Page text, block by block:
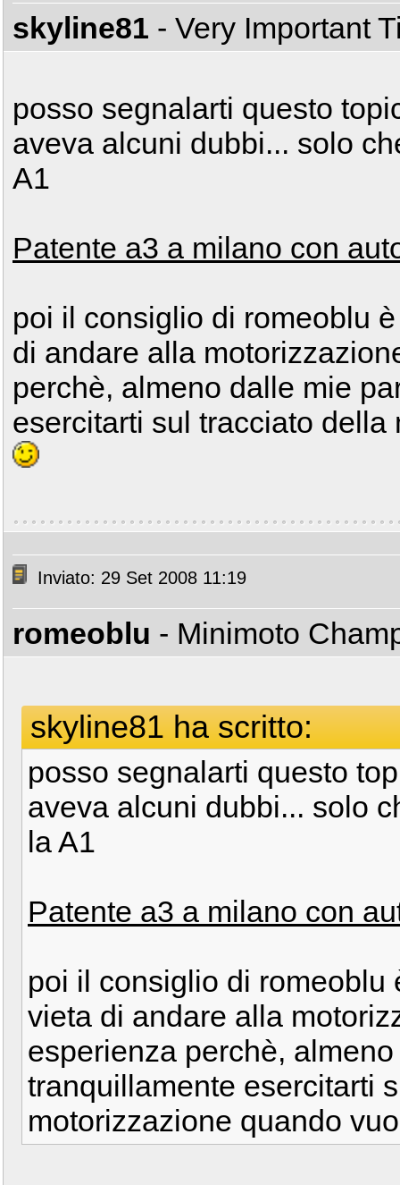
skyline81 - Very Important
posso segnalarti questo
aveva alcuni dubbi... solo
A1
Patente a3 a milano con
poi il consiglio di romeoblu
di andare alla
perchè, almeno dalle mie
esercitarti sul tracciato
Inviato: 29 Set 2008 11:19
romeoblu - Minimoto
skyline81 ha scritto:
posso segnalarti questo
aveva alcuni dubbi... solo
la A1
Patente a3 a milano con
poi il consiglio di
vieta di andare alla
esperienza perchè,
tranquillamente esercitarti
motorizzazione quando